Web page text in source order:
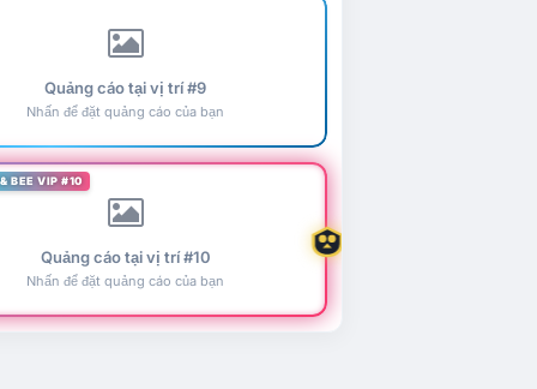
Quảng cáo tại vị trí #9
Nhấn để đặt quảng cáo của bạn
BEE VIP #10
Quảng cáo tại vị trí #10
Nhấn để đặt quảng cáo của bạn